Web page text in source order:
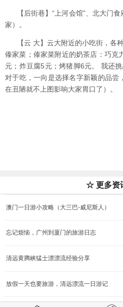
【后街巷】“上河会馆”、北大门
家）。
【云 大】云大附近的小吃街，各
傣家菜；傣家菜附近的奶茶店：巧克
元；炸豆腐5元；烤猪脚6元。 我还
对于吃，一向是选择名字新颖的品尝
在丑陋就不上图影响大家胃口了）。
☆ 更多资
澳门一日游小攻略（大三巴-威尼斯人）
忘记烦恼，广州到厦门的旅游日志
清远黄腾峡猛士漂漂流经验分享
放假一天也要旅游，清远漂流一日游记